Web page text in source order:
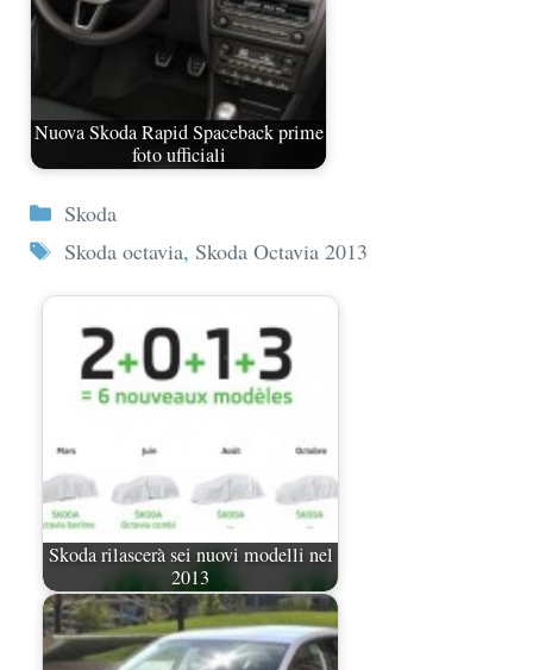
Nuova Skoda Rapid Spaceback prime
foto ufficiali
Categorie
Skoda
Tag
Skoda octavia, Skoda Octavia 2013
Skoda rilascerà sei nuovi modelli nel
2013